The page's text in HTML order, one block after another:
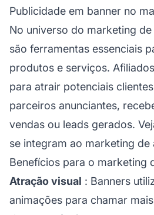
Publicidade em banner no
No universo do marketing
são ferramentas essenciais
produtos e serviços.
para atrair potenciais
parceiros anunciantes,
vendas ou leads gerados.
se integram ao marketing de
Benefícios para o marketing
Atração visual : Banners
animações para chamar